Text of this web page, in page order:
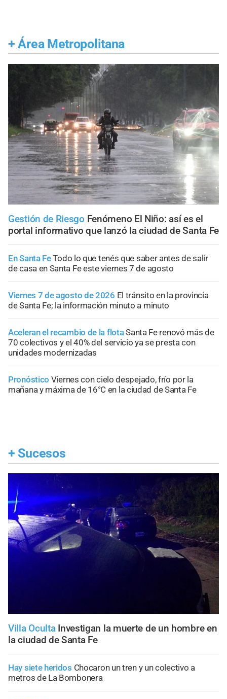
+ Área Metropolitana
Gestión de Riesgo Fenómeno El Niño: así es el
portal informativo que lanzó la ciudad de Santa Fe
En Santa FeTodo lo que tenés que saber antes de salir
de casa en Santa Fe este viernes 7 de agosto
Viernes 7 de agosto de 2026 El tránsito en la provincia
de Santa Fe; la información minuto a minuto
Aceleran el recambio de la flotaSanta Fe renovó más de
70 colectivos y el 40% del servicio ya se presta con
unidades modernizadas
Pronóstico Viernes con cielo despejado, frío por la
mañana y máxima de 16°C en la ciudad de Santa Fe
+ Sucesos
Villa Oculta Investigan la muerte de un hombre en
la ciudad de Santa Fe
Hay siete heridos Chocaron un tren y un colectivo a
metros de La Bombonera